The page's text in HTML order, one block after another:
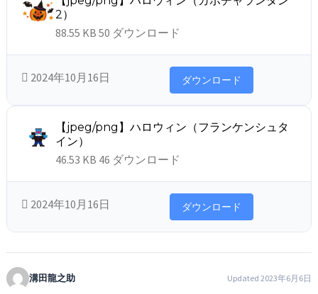
2）
88.55 KB50 ダウンロード
2024年10月16日 ダウンロード
【jpeg/png】ハロウィン（フランケンシュタ
イン）
46.53 KB 46 ダウンロード
2024年10月16日 ダウンロード
溝田龍之助 Updated 2023年6月6日